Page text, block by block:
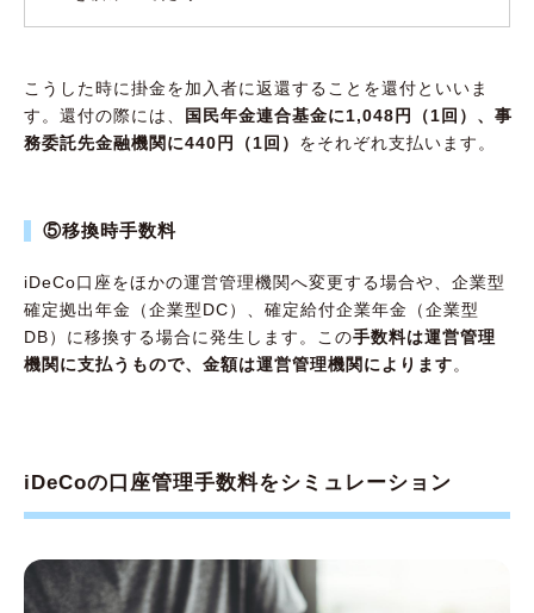
こうした時に掛金を加入者に返還することを還付といいま
す。還付の際には、
国民年金連合基金に1,048円（1回）、事
務委託先金融機関に440円（1回） をそれぞれ支払います。
⑤移換時手数料
iDeCo口座をほかの運営管理機関へ変更する場合や、企業型
確定拠出年金（企業型DC）、確定給付企業年金（企業型
DB）に移換する場合に発生します。この手数料は運営管理
機関に支払うもので、金額は運営管理機関によります。
iDeCoの口座管理手数料をシミュレーション